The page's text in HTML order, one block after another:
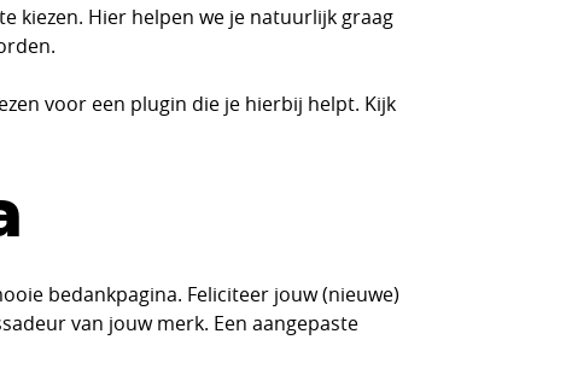
kiezen. Hier helpen we je natuurlijk graag
voor een plugin die je hierbij helpt. Kijk
bedankpagina. Feliciteer jouw (nieuwe)
van jouw merk. Een aangepaste